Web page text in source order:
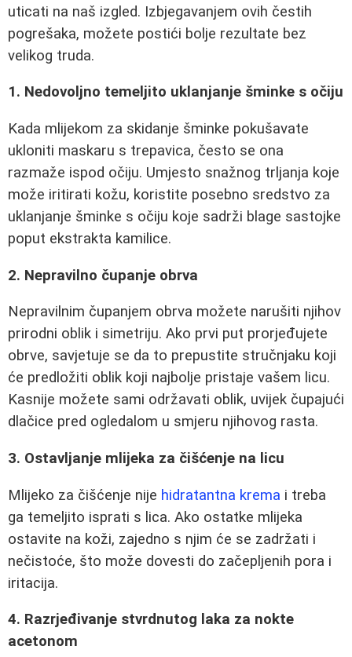
uticati na naš izgled. Izbjegavanjem ovih čestih
pogrešaka, možete postići bolje rezultate bez
velikog truda.
1. Nedovoljno temeljito uklanjanje šminke s očiju
Kada mlijekom za skidanje šminke pokušavate
ukloniti maskaru s trepavica, često se ona
razmaže ispod očiju. Umjesto snažnog trljanja koje
može iritirati kožu, koristite posebno sredstvo za
uklanjanje šminke s očiju koje sadrži blage sastojke
poput ekstrakta kamilice.
2. Nepravilno čupanje obrva
Nepravilnim čupanjem obrva možete narušiti njihov
prirodni oblik i simetriju. Ako prvi put prorjeđujete
obrve, savjetuje se da to prepustite stručnjaku koji
će predložiti oblik koji najbolje pristaje vašem licu.
Kasnije možete sami održavati oblik, uvijek čupajući
dlačice pred ogledalom u smjeru njihovog rasta.
3. Ostavljanje mlijeka za čišćenje na licu
Mlijeko za čišćenje nije hidratantna krema i treba
ga temeljito isprati s lica. Ako ostatke mlijeka
ostavite na koži, zajedno s njim će se zadržati i
nečistoće, što može dovesti do začepljenih pora i
iritacija.
4. Razrjeđivanje stvrdnutog laka za nokte
acetonom